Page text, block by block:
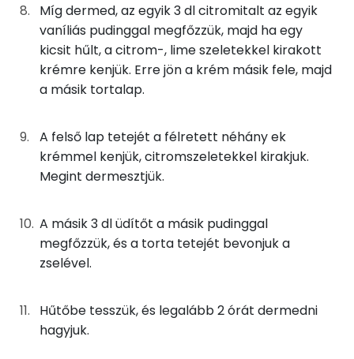
Összesen 469 kcal
Összesen
26.4 g
Telített zsírsav
17 g
Egyszeresen telítetlen zsírsav:
Többszörösen telítetlen zsírsav
Koleszterin
135 mg
Ásványi anyagok
Összesen
629.6 g
Szelén
Míg dermed, az egyik 3 dl citromitalt az egyik
vaníliás pudinggal megfőzzük, majd ha egy
kicsit hűlt, a citrom-, lime szeletekkel kirakott
krémre kenjük. Erre jön a krém másik fele, majd
a másik tortalap.
A felső lap tetejét a félretett néhány ek
krémmel kenjük, citromszeletekkel kirakjuk.
Megint dermesztjük.
A másik 3 dl üdítőt a másik pudinggal
megfőzzük, és a torta tetejét bevonjuk a
zselével.
Hűtőbe tesszük, és legalább 2 órát dermedni
hagyjuk.